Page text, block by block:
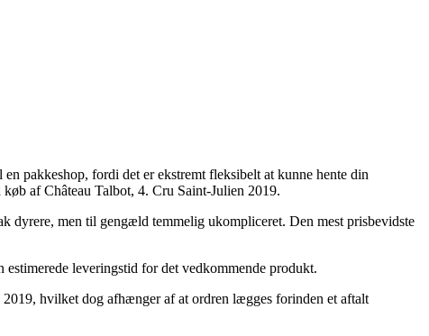
pakkeshop, fordi det er ekstremt fleksibelt at kunne hente din
af Château Talbot, 4. Cru Saint-Julien 2019.
men til gengæld temmelig ukompliceret. Den mest prisbevidste
leveringstid for det vedkommende produkt.
hvilket dog afhænger af at ordren lægges forinden et aftalt